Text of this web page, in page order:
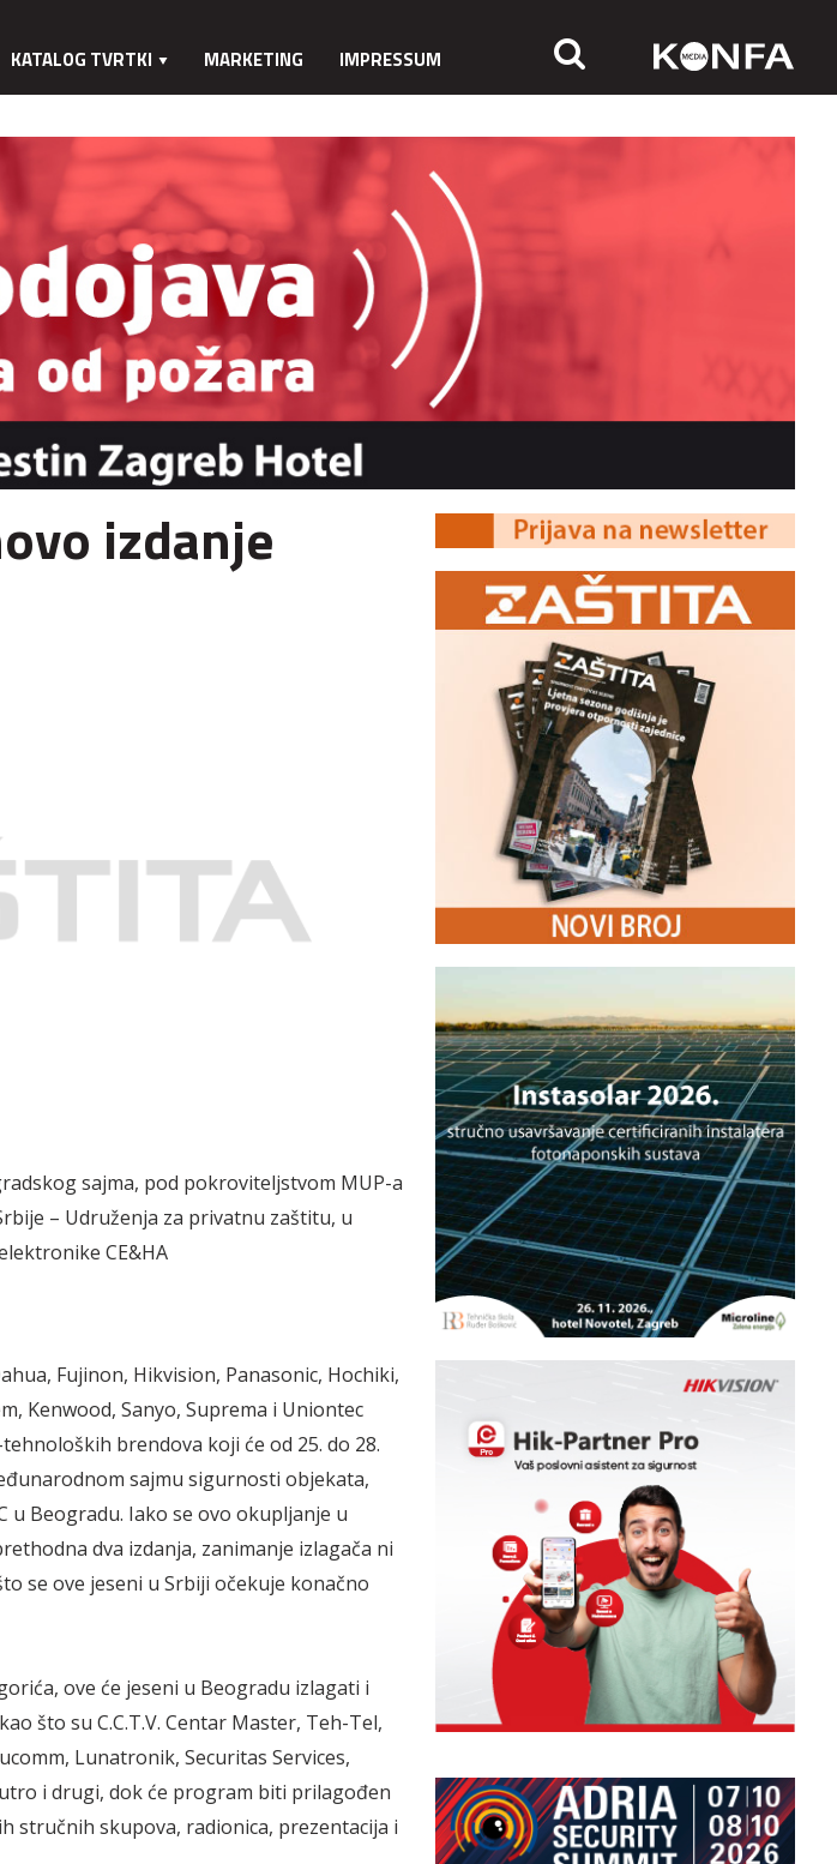
KATALOG TVRTKI MARKETING IMPRESSUM
izdanje
sajma, pod pokroviteljstvom MUP-a
– Udruženja za privatnu zaštitu, u
CE&HA
Fujinon, Hikvision, Panasonic, Hochiki,
Kenwood, Sanyo, Suprema i Uniontec
brendova koji će od 25. do 28.
sajmu sigurnosti objekata,
u Beogradu. Iako se ovo okupljanje u
dva izdanja, zanimanje izlagača ni
se ove jeseni u Srbiji očekuje konačno
ove će jeseni u Beogradu izlagati i
što su C.C.T.V. Centar Master, Teh-Tel,
Lunatronik, Securitas Services,
i drugi, dok će program biti prilagođen
stručnih skupova, radionica, prezentacija i